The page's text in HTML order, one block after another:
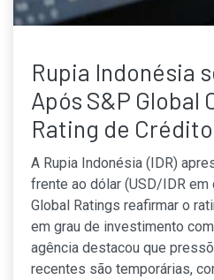
Rupia Indonésia
Após S&P Global
Rating de
A Rupia Indonésia (IDR)
frente ao dólar (USD/IDR em
Global Ratings reafirmar o
em grau de investimento
agência destacou que
recentes são temporárias,